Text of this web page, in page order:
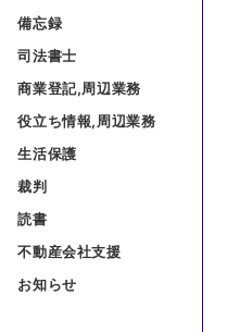
備忘録
司法書士
商業登記,周辺業務
役立ち情報,周辺業務
生活保護
裁判
読書
不動産会社支援
お知らせ